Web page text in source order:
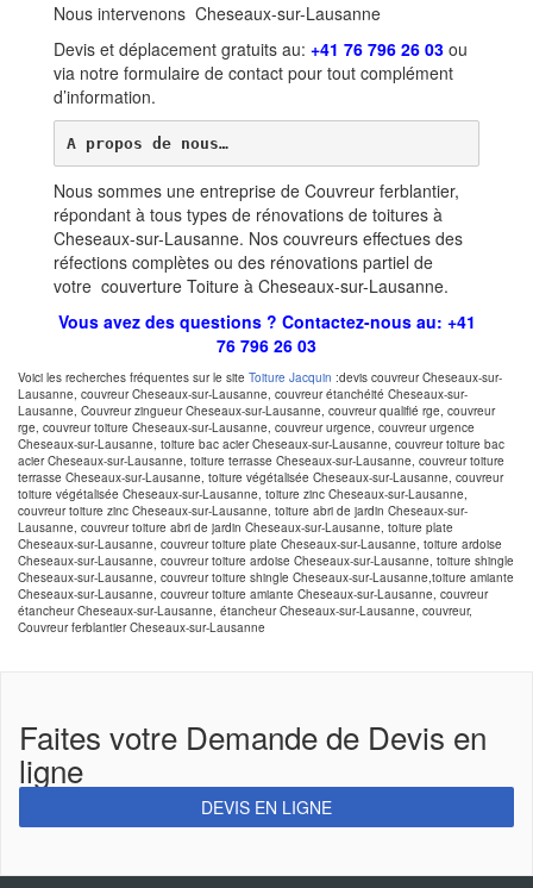
Nous intervenons Cheseaux-sur-Lausanne
Devis et déplacement gratuits au: +41 76 796 26 03 ou
via notre formulaire de contact pour tout complément
d’information.
A propos de nous…
Nous sommes une entreprise de Couvreur ferblantier,
répondant à tous types de rénovations de toitures à
Cheseaux-sur-Lausanne. Nos couvreurs effectues des
réfections complètes ou des rénovations partiel de
votre couverture Toiture à Cheseaux-sur-Lausanne.
Vous avez des questions ? Contactez-nous au: +41
76 796 26 03
Voici les recherches fréquentes sur le site Toiture Jacquin :devis couvreur Cheseaux-sur-
Lausanne, couvreur Cheseaux-sur-Lausanne, couvreur étanchéité Cheseaux-sur-
Lausanne, Couvreur zingueur Cheseaux-sur-Lausanne, couvreur qualifié rge, couvreur
rge, couvreur toiture Cheseaux-sur-Lausanne, couvreur urgence, couvreur urgence
Cheseaux-sur-Lausanne, toiture bac acier Cheseaux-sur-Lausanne, couvreur toiture bac
acier Cheseaux-sur-Lausanne, toiture terrasse Cheseaux-sur-Lausanne, couvreur toiture
terrasse Cheseaux-sur-Lausanne, toiture végétalisée Cheseaux-sur-Lausanne, couvreur
toiture végétalisée Cheseaux-sur-Lausanne, toiture zinc Cheseaux-sur-Lausanne,
couvreur toiture zinc Cheseaux-sur-Lausanne, toiture abri de jardin Cheseaux-sur-
Lausanne, couvreur toiture abri de jardin Cheseaux-sur-Lausanne, toiture plate
Cheseaux-sur-Lausanne, couvreur toiture plate Cheseaux-sur-Lausanne, toiture ardoise
Cheseaux-sur-Lausanne, couvreur toiture ardoise Cheseaux-sur-Lausanne, toiture shingle
Cheseaux-sur-Lausanne, couvreur toiture shingle Cheseaux-sur-Lausanne,toiture amiante
Cheseaux-sur-Lausanne, couvreur toiture amiante Cheseaux-sur-Lausanne, couvreur
étancheur Cheseaux-sur-Lausanne, étancheur Cheseaux-sur-Lausanne, couvreur,
Couvreur ferblantier Cheseaux-sur-Lausanne
Faites votre Demande de Devis en
ligne
DEVIS EN LIGNE